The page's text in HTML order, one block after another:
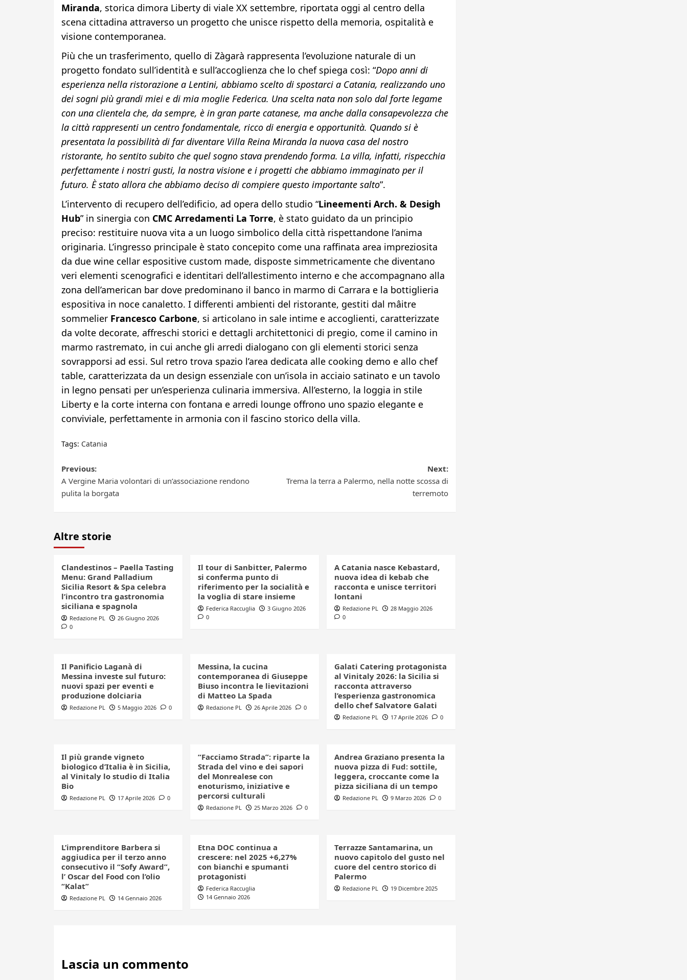
Miranda, storica dimora Liberty di viale XX settembre, riportata oggi al centro della
scena cittadina attraverso un progetto che unisce rispetto della memoria, ospitalità e
visione contemporanea.
Più che un trasferimento, quello di Zàgarà rappresenta l’evoluzione naturale di un
progetto fondato sull’identità e sull’accoglienza che lo chef spiega così: “Dopo anni di
esperienza nella ristorazione a Lentini, abbiamo scelto di spostarci a Catania, realizzando uno
dei sogni più grandi miei e di mia moglie Federica. Una scelta nata non solo dal forte legame
con una clientela che, da sempre, è in gran parte catanese, ma anche dalla consapevolezza che
la città rappresenti un centro fondamentale, ricco di energia e opportunità. Quando si è
presentata la possibilità di far diventare Villa Reina Miranda la nuova casa del nostro
ristorante, ho sentito subito che quel sogno stava prendendo forma. La villa, infatti, rispecchia
perfettamente i nostri gusti, la nostra visione e i progetti che abbiamo immaginato per il
futuro. È stato allora che abbiamo deciso di compiere questo importante salto”.
L’intervento di recupero dell’edificio, ad opera dello studio “Lineementi Arch. & Desigh
Hub” in sinergia con CMC Arredamenti La Torre, è stato guidato da un principio
preciso: restituire nuova vita a un luogo simbolico della città rispettandone l’anima
originaria. L’ingresso principale è stato concepito come una raffinata area impreziosita
da due wine cellar espositive custom made, disposte simmetricamente che diventano
veri elementi scenografici e identitari dell’allestimento interno e che accompagnano alla
zona dell’american bar dove predominano il banco in marmo di Carrara e la bottiglieria
espositiva in noce canaletto. I differenti ambienti del ristorante, gestiti dal mâitre
sommelier Francesco Carbone, si articolano in sale intime e accoglienti, caratterizzate
da volte decorate, affreschi storici e dettagli architettonici di pregio, come il camino in
marmo rastremato, in cui anche gli arredi dialogano con gli elementi storici senza
sovrapporsi ad essi. Sul retro trova spazio l’area dedicata alle cooking demo e allo chef
table, caratterizzata da un design essenziale con un’isola in acciaio satinato e un tavolo
in legno pensati per un’esperienza culinaria immersiva. All’esterno, la loggia in stile
Liberty e la corte interna con fontana e arredi lounge offrono uno spazio elegante e
conviviale, perfettamente in armonia con il fascino storico della villa.
Tags: Catania
Post
navigation
Previous:
A Vergine Maria volontari di un’associazione rendono
pulita la borgata
Next:
Trema la terra a Palermo, nella notte scossa di
terremoto
Altre storie
Clandestinos – Paella Tasting
Menu: Grand Palladium
Sicilia Resort & Spa celebra
l’incontro tra gastronomia
siciliana e spagnola
Redazione PL
26 Giugno 2026
0
Il tour di Sanbitter, Palermo
si conferma punto di
riferimento per la socialità e
la voglia di stare insieme
Federica Raccuglia
3 Giugno 2026
0
A Catania nasce Kebastard,
nuova idea di kebab che
racconta e unisce territori
lontani
Redazione PL
28 Maggio 2026
0
Il Panificio Laganà di
Messina investe sul futuro:
nuovi spazi per eventi e
produzione dolciaria
Redazione PL 5 Maggio 2026 0
Messina, la cucina
contemporanea di Giuseppe
Biuso incontra le lievitazioni
di Matteo La Spada
Redazione PL 26 Aprile 2026 0
Galati Catering protagonista
al Vinitaly 2026: la Sicilia si
racconta attraverso
l’esperienza gastronomica
dello chef Salvatore Galati
Redazione PL 17 Aprile 2026 0
Il più grande vigneto
biologico d’Italia è in Sicilia,
al Vinitaly lo studio di Italia
Bio
Redazione PL 17 Aprile 2026 0
“Facciamo Strada”: riparte la
Strada del vino e dei sapori
del Monrealese con
enoturismo, iniziative e
percorsi culturali
Redazione PL 25 Marzo 2026 0
Andrea Graziano presenta la
nuova pizza di Fud: sottile,
leggera, croccante come la
pizza siciliana di un tempo
Redazione PL 9 Marzo 2026 0
L’imprenditore Barbera si
aggiudica per il terzo anno
consecutivo il “Sofy Award”,
l’ Oscar del Food con l’olio
“Kalat”
Redazione PL 14 Gennaio 2026
Etna DOC continua a
crescere: nel 2025 +6,27%
con bianchi e spumanti
protagonisti
Federica Raccuglia
14 Gennaio 2026
Terrazze Santamarina, un
nuovo capitolo del gusto nel
cuore del centro storico di
Palermo
Redazione PL 19 Dicembre 2025
Lascia un commento